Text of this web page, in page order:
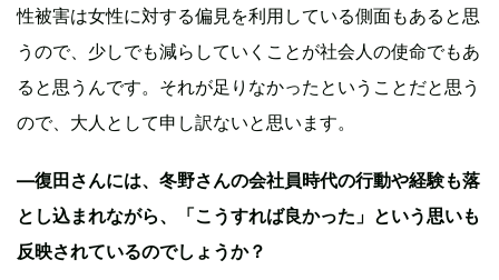
性被害は女性に対する偏見を利用している側面もあると思
うので、少しでも減らしていくことが社会人の使命でもあ
ると思うんです。それが足りなかったということだと思う
ので、大人として申し訳ないと思います。
―復田さんには、冬野さんの会社員時代の行動や経験も落
とし込まれながら、「こうすれば良かった」という思いも
反映されているのでしょうか？